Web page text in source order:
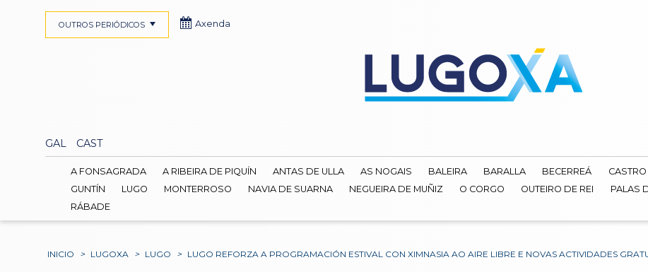
GAL CAST
OUTROS PERIÓDICOS Axenda
A FONSAGRADA A RIBEIRA DE PIQUÍN ANTAS DE ULLA AS NOGAIS BALEIRA BARALLA BECERREÁ
GUNTÍN
LUGO MONTERROSO NAVIA DE SUARNA NEGUEIRA DE MUÑIZ O CORGO OUTEIRO DE REI PALAS
RÁBADE
INICIO > LUGOXA > LUGO > LUGO REFORZA A PROGRAMACIÓN ESTIVAL CON XIMNASIA AO AIRE LIBRE E NOVAS ACTIVIDADES